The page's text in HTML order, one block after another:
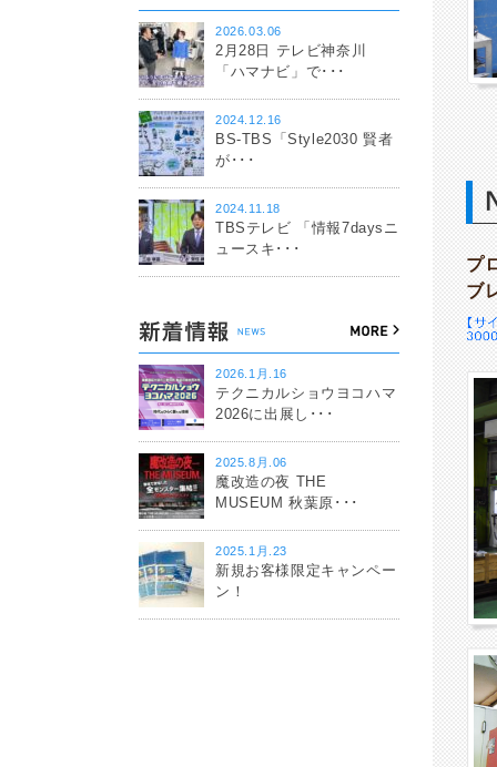
プ
ブ
2026.03.06
2月28日 テレビ神奈川
「ハマナビ」で･･･
2024.12.16
BS-TBS「Style2030 賢者
が･･･
2024.11.18
TBSテレビ 「情報7daysニ
ュースキ･･･
2026.1月.16
テクニカルショウヨコハマ
2026に出展し･･･
2025.8月.06
魔改造の夜 THE
MUSEUM 秋葉原･･･
2025.1月.23
新規お客様限定キャンペー
ン！